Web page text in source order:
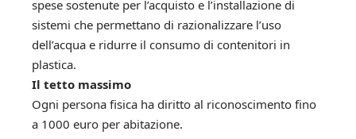
spese sostenute per l’acquisto e l’installazione di
sistemi che permettano di razionalizzare l’uso
dell’acqua e ridurre il consumo di contenitori in
plastica.
Il tetto massimo
Ogni persona fisica ha diritto al riconoscimento fino
a 1000 euro per abitazione.